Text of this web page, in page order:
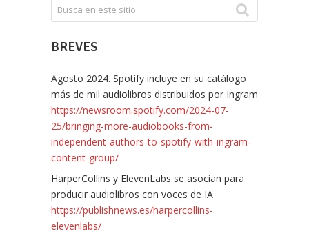
BREVES
Agosto 2024. Spotify incluye en su catálogo
más de mil audiolibros distribuidos por Ingram
https://newsroom.spotify.com/2024-07-
25/bringing-more-audiobooks-from-
independent-authors-to-spotify-with-ingram-
content-group/
HarperCollins y ElevenLabs se asocian para
producir audiolibros con voces de IA
https://publishnews.es/harpercollins-
elevenlabs/